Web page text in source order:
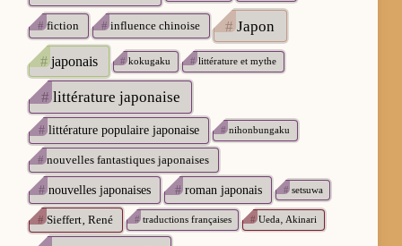
#fiction #influence chinoise #Japon
#japonais #kokugaku #littérature et mythe
#littérature japonaise
#littérature populaire japonaise #nihonbungaku
#nouvelles fantastiques japonaises
#nouvelles japonaises #roman japonais #setsuwa
#Sieffert‚ René #traductions françaises #Ueda‚ Akinari